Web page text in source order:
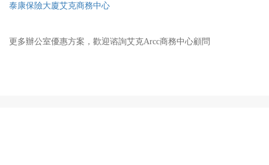
泰康保險大廈艾克商務中心
更多辦公室優惠方案，歡迎谘詢艾克Arcc商務中心顧問